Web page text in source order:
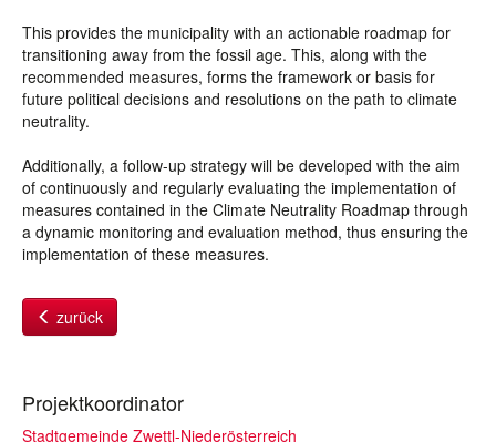
This provides the municipality with an actionable roadmap for
transitioning away from the fossil age. This, along with the
recommended measures, forms the framework or basis for
future political decisions and resolutions on the path to climate
neutrality.
Additionally, a follow-up strategy will be developed with the aim
of continuously and regularly evaluating the implementation of
measures contained in the Climate Neutrality Roadmap through
a dynamic monitoring and evaluation method, thus ensuring the
implementation of these measures.
zurück
Projektkoordinator
Stadtgemeinde Zwettl-Niederösterreich